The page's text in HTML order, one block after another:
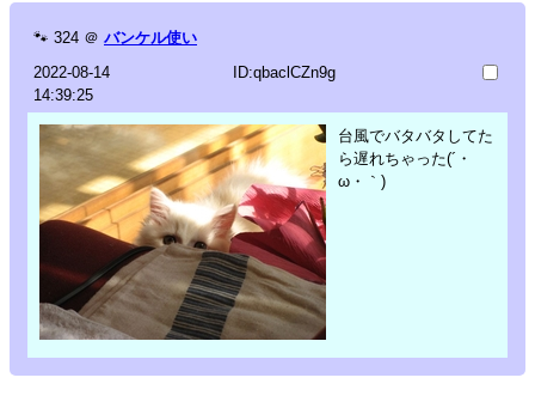
🐾 324 ＠ バンケル使い
2022-08-14
14:39:25
ID:qbaclCZn9g
台風でバタバタしてた
ら遅れちゃった(´・
ω・｀)